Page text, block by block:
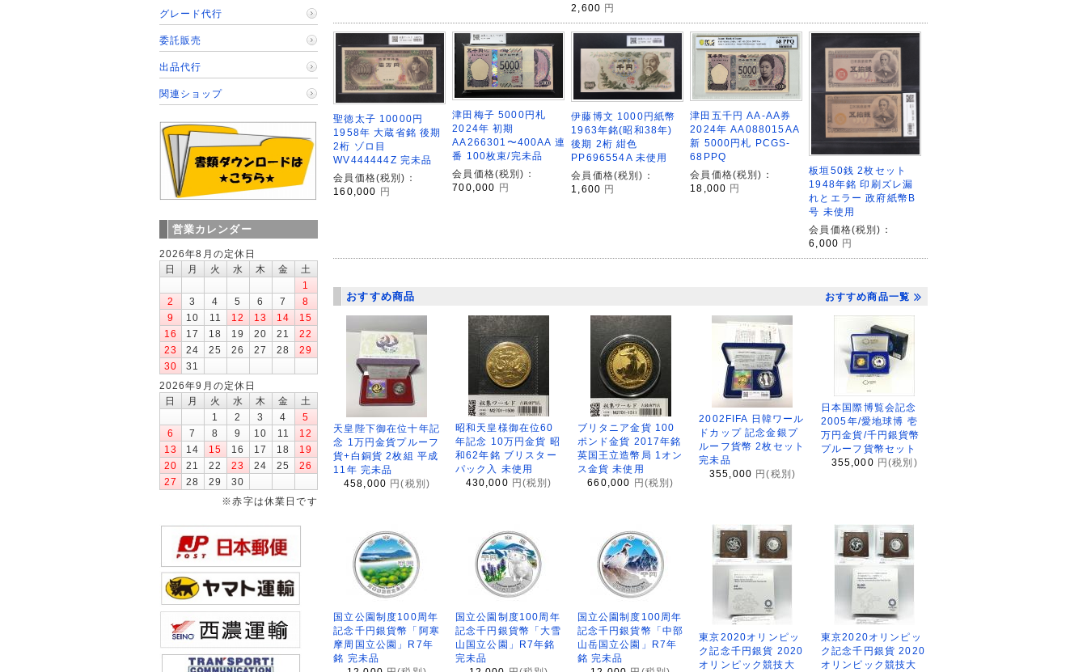
2,600 円
聖徳太子 10000円
1958年 大蔵省銘 後期
2桁 ゾロ目
WV444444Z 完未品
会員価格(税別)：
160,000
円
津田梅子 5000円札
2024年 初期
AA266301〜400AA 連
番 100枚束/完未品
会員価格(税別)：
700,000 円
伊藤博文 1000円紙幣
1963年銘(昭和38年)
後期 2桁 紺色
PP696554A 未使用
会員価格(税別)：
1,600 円
津田五千円 AA-AA券
2024年 AA088015AA
新 5000円札 PCGS-
68PPQ
会員価格(税別)：
18,000 円
板垣50銭 2枚セット
1948年銘 印刷ズレ漏
れとエラー 政府紙幣B
号 未使用
会員価格(税別)：
6,000 円
おすすめ商品 おすすめ商品一覧
天皇陛下御在位十年記
念 1万円金貨プルーフ
貨+白銅貨 2枚組 平成
11年 完未品
458,000 円(税別)
昭和天皇様御在位60
年記念 10万円金貨 昭
和62年銘 ブリスター
パック入 未使用
430,000 円(税別)
ブリタニア金貨 100
ポンド金貨 2017年銘
英国王立造幣局 1オン
ス金貨 未使用
660,000 円(税別)
2002FIFA 日韓ワール
ドカップ 記念金銀プ
ルーフ貨幣 2枚セット
完未品
355,000 円(税別)
日本国際博覧会記念
2005年/愛地球博 壱
万円金貨/千円銀貨幣
プルーフ貨幣セット
355,000 円(税別)
国立公園制度100周年
記念千円銀貨幣「阿寒
摩周国立公園」R7年
銘 完未品
国立公園制度100周年
記念千円銀貨幣「大雪
山国立公園」R7年銘
完未品
国立公園制度100周年
記念千円銀貨幣「中部
山岳国立公園」R7年
銘 完未品
東京2020オリンピッ
ク記念千円銀貨 2020
オリンピック競技大
東京2020オリンピッ
ク記念千円銀貨 2020
オリンピック競技大
グレード代行
委託販売
出品代行
関連ショップ
営業カレンダー
2026年8月の定休日
日
月 火 水 木 金
土
1
2
3 4 5 6 7
8
9
10 11 12 13 14
15
16
17 18 19 20 21
22
23
24 25 26 27 28
29
30
31
2026年9月の定休日
日
月 火 水 木 金
土
1
2 3 4
5
6
7 8 9 10 11
12
13
14 15 16 17 18
19
20
21 22 23 24 25
26
27
28 29
30
※赤字は休業日です